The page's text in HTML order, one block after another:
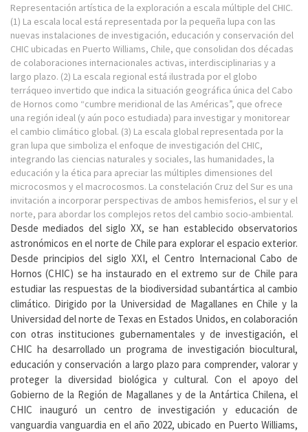
Representación artística de la exploración a escala múltiple del CHIC.
(1) La escala local está representada por la pequeña lupa con las
nuevas instalaciones de investigación, educación y conservación del
CHIC ubicadas en Puerto Williams, Chile, que consolidan dos décadas
de colaboraciones internacionales activas, interdisciplinarias y a
largo plazo. (2) La escala regional está ilustrada por el globo
terráqueo invertido que indica la situación geográfica única del Cabo
de Hornos como “cumbre meridional de las Américas”, que ofrece
una región ideal (y aún poco estudiada) para investigar y monitorear
el cambio climático global. (3) La escala global representada por la
gran lupa que simboliza el enfoque de investigación del CHIC,
integrando las ciencias naturales y sociales, las humanidades, la
educación y la ética para apreciar las múltiples dimensiones del
microcosmos y el macrocosmos. La constelación Cruz del Sur es una
invitación a incorporar perspectivas de ambos hemisferios, el sur y el
norte, para abordar los complejos retos del cambio socio-ambiental.
Desde mediados del siglo XX, se han establecido observatorios
astronómicos en el norte de Chile para explorar el espacio exterior.
Desde principios del siglo XXI, el Centro Internacional Cabo de
Hornos (CHIC) se ha instaurado en el extremo sur de Chile para
estudiar las respuestas de la biodiversidad subantártica al cambio
climático. Dirigido por la Universidad de Magallanes en Chile y la
Universidad del norte de Texas en Estados Unidos, en colaboración
con otras instituciones gubernamentales y de investigación, el
CHIC ha desarrollado un programa de investigación biocultural,
educación y conservación a largo plazo para comprender, valorar y
proteger la diversidad biológica y cultural. Con el apoyo del
Gobierno de la Región de Magallanes y de la Antártica Chilena, el
CHIC inauguró un centro de investigación y educación de
vanguardia vanguardia en el año 2022, ubicado en Puerto Williams,